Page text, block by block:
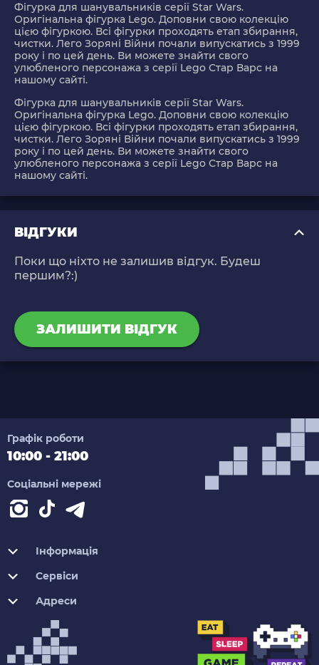
Фігурка для шанувальників серії Star Wars.
Оригінальна фігурка Lego. Доповни свою колекцію
цією фігуркою. Всі фігурки проходять етап збирання,
чистки. Лего Зоряні Війни почали випускатись з 1999
року і по цей день. Ви можете знайти свого
улюбленого персонажа з серії Lego Стар Варс на
нашому сайті.
Фігурка для шанувальників серії Star Wars.
Оригінальна фігурка Lego. Доповни свою колекцію
цією фігуркою. Всі фігурки проходять етап збирання,
чистки. Лего Зоряні Війни почали випускатись з 1999
року і по цей день. Ви можете знайти свого
улюбленого персонажа з серії Lego Стар Варс на
нашому сайті.
ВІДГУКИ
Поки що ніхто не залишив відгук. Будеш
першим?:)
ЗАЛИШИТИ ВІДГУК
Графік роботи
10:00 - 21:00
Соціальні мережі
Інформація
Сервіси
Адреси